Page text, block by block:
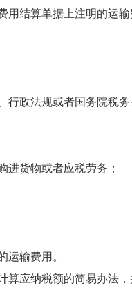
结算单据上注明的运输
政法规或者国务院税务
货物或者应税劳务；
输费用。
应纳税额的简易办法，